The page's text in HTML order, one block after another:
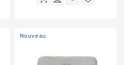
Nouveau